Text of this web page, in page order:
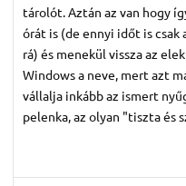
tárolót. Aztán az van hogy
órát is (de ennyi időt is csak
rá) és menekül vissza az
Windows a neve, mert azt
vállalja inkább az ismert
pelenka, az olyan "tiszta és